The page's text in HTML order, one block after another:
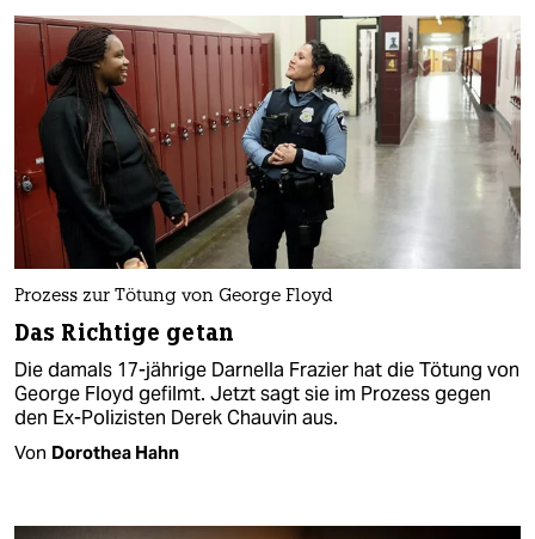
Prozess zur Tötung von George Floyd
Das Richtige getan
Die damals 17-jährige Darnella Frazier hat die Tötung von
George Floyd gefilmt. Jetzt sagt sie im Prozess gegen
den Ex-Polizisten Derek Chauvin aus.
Von Dorothea Hahn